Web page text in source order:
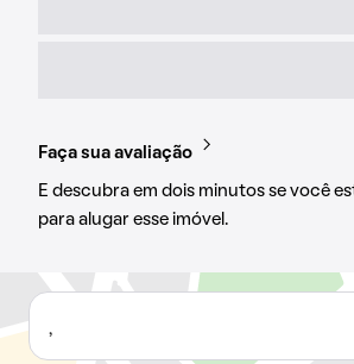
Faça sua avaliação
E descubra em dois minutos se você
para alugar esse imóvel.
,